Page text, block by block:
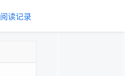
阅读记录